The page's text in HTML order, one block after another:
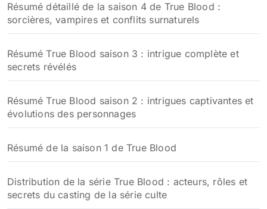
Résumé détaillé de la saison 4 de True Blood :
sorcières, vampires et conflits surnaturels
Résumé True Blood saison 3 : intrigue complète et
secrets révélés
Résumé True Blood saison 2 : intrigues captivantes et
évolutions des personnages
Résumé de la saison 1 de True Blood
Distribution de la série True Blood : acteurs, rôles et
secrets du casting de la série culte